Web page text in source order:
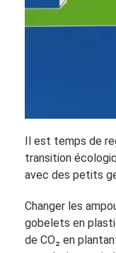
Il est temps de
transition
avec des petits
Changer les
gobelets en
de CO₂ en